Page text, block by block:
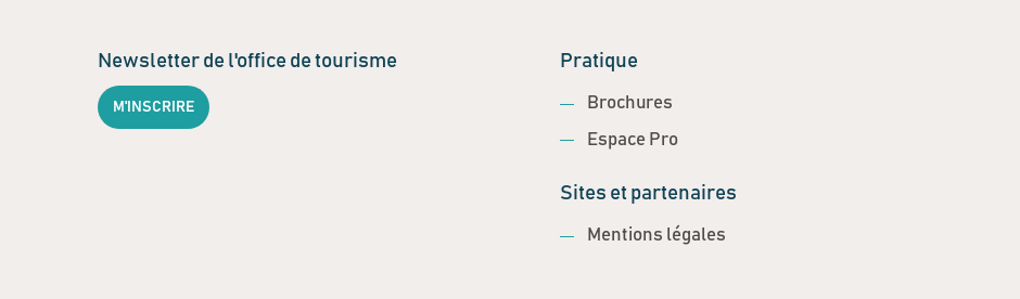
Newsletter de l'office de tourisme
M'INSCRIRE
Pratique
Brochures
Espace Pro
Sites et partenaires
Mentions légales